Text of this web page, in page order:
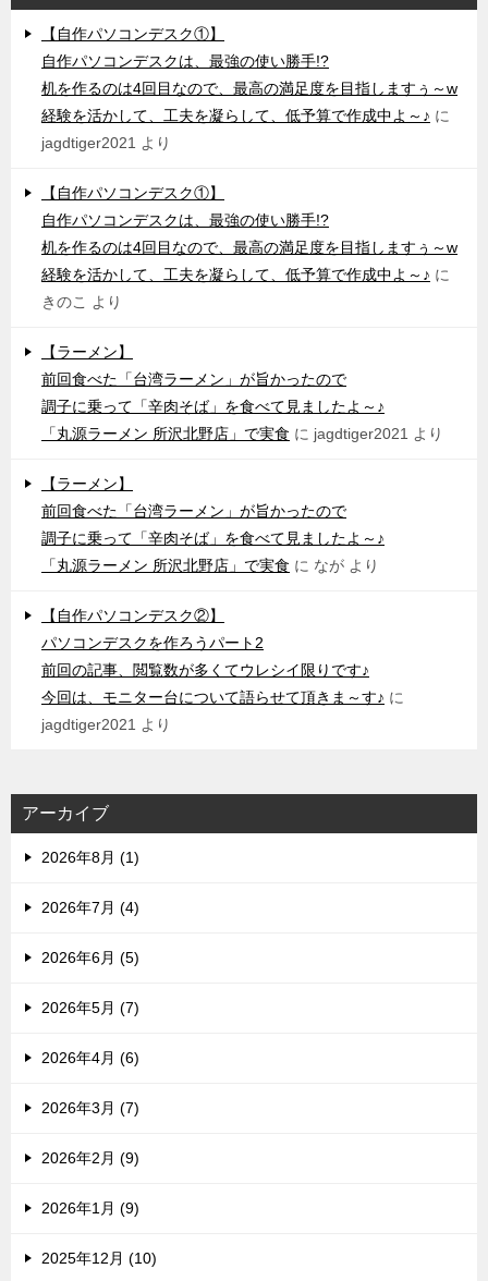
【自作パソコンデスク①】
自作パソコンデスクは、最強の使い勝手!?
机を作るのは4回目なので、最高の満足度を目指しますぅ～w
経験を活かして、工夫を凝らして、低予算で作成中よ～♪ に
jagdtiger2021 より
【自作パソコンデスク①】
自作パソコンデスクは、最強の使い勝手!?
机を作るのは4回目なので、最高の満足度を目指しますぅ～w
経験を活かして、工夫を凝らして、低予算で作成中よ～♪ に
きのこ
より
【ラーメン】
前回食べた「台湾ラーメン」が旨かったので
調子に乗って「辛肉そば」を食べて見ましたよ～♪
「丸源ラーメン 所沢北野店」で実食 に jagdtiger2021 より
【ラーメン】
前回食べた「台湾ラーメン」が旨かったので
調子に乗って「辛肉そば」を食べて見ましたよ～♪
「丸源ラーメン 所沢北野店」で実食 に なが より
【自作パソコンデスク②】
パソコンデスクを作ろうパート2
前回の記事、閲覧数が多くてウレシイ限りです♪
今回は、モニター台について語らせて頂きま～す♪ に
jagdtiger2021 より
アーカイブ
2026年8月 (1)
2026年7月 (4)
2026年6月 (5)
2026年5月 (7)
2026年4月 (6)
2026年3月 (7)
2026年2月 (9)
2026年1月 (9)
2025年12月 (10)